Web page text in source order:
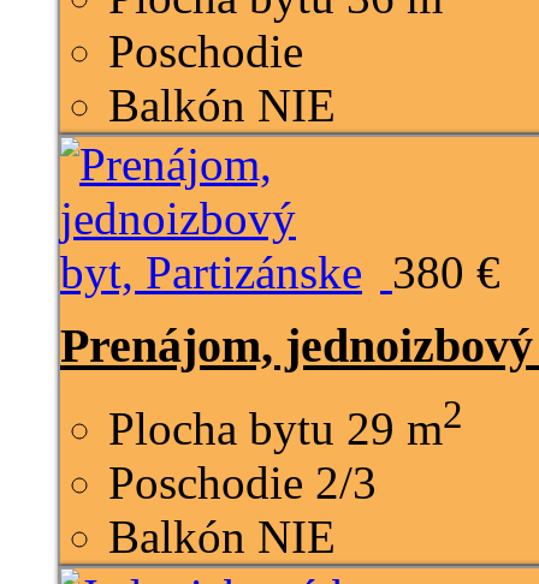
Poschodie
Balkón NIE
380 €
Prenájom,
Plocha bytu 29 m2
Poschodie 2/3
Balkón NIE